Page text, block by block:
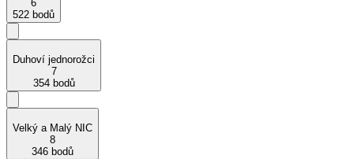
6
522 bodů
Duhoví jednorožci
7
354 bodů
Velký a Malý NIC
8
346 bodů